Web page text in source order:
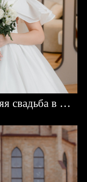
Ирина и Никита — Зимняя свадьба в Караганде